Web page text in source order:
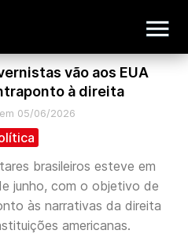
vão aos EUA
à direita
05/06/2026
brasileiros esteve em
junho, com o objetivo de
às narrativas da direita
americanas.